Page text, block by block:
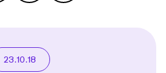
23.10.18